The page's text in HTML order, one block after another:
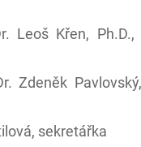
Leoš Křen, Ph.D.,
Zdeněk
sekretářka